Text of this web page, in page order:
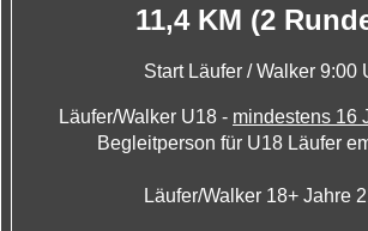
11,4 KM (2
Start Läufer / Walker 9:00
Läufer/Walker U18 - mindestens 16
Begleitperson für U18 Läufer
Läufer/Walker 18+ Jahre